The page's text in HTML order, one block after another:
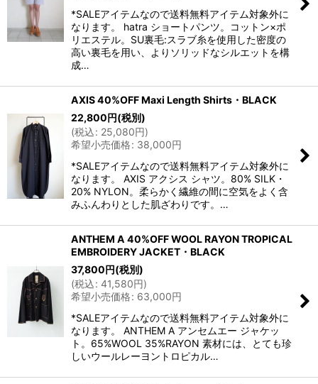
*SALEアイテムなので送料無料アイテム対象外に
なります。 hatra ショートパンツ。コットン×ポ
リエステル。SU裏毛:スラブ糸を使用した密度の
高い裏毛を用い、よりソリッドなシルエットを構
成…
AXIS 40%OFF Maxi Length Shirts・BLACK
22,800円(税別)
(税込: 25,080円)
希望小売価格: 38,000円
*SALEアイテムなので送料無料アイテム対象外に
なります。 AXIS アクシス シャツ。80% SILK・
20% NYLON。柔らかく繊維の間に空気をよく含
みふんわりとした肌ざわりです。…
ANTHEM A 40%OFF WOOL RAYON TROPICAL
EMBROIDERY JACKET・BLACK
37,800円(税別)
(税込: 41,580円)
希望小売価格: 63,000円
*SALEアイテムなので送料無料アイテム対象外に
なります。 ANTHEM A アンセムエー ジャケッ
ト。65%WOOL 35%RAYON 素材には、とても珍
しいウールレーヨントロピカル…